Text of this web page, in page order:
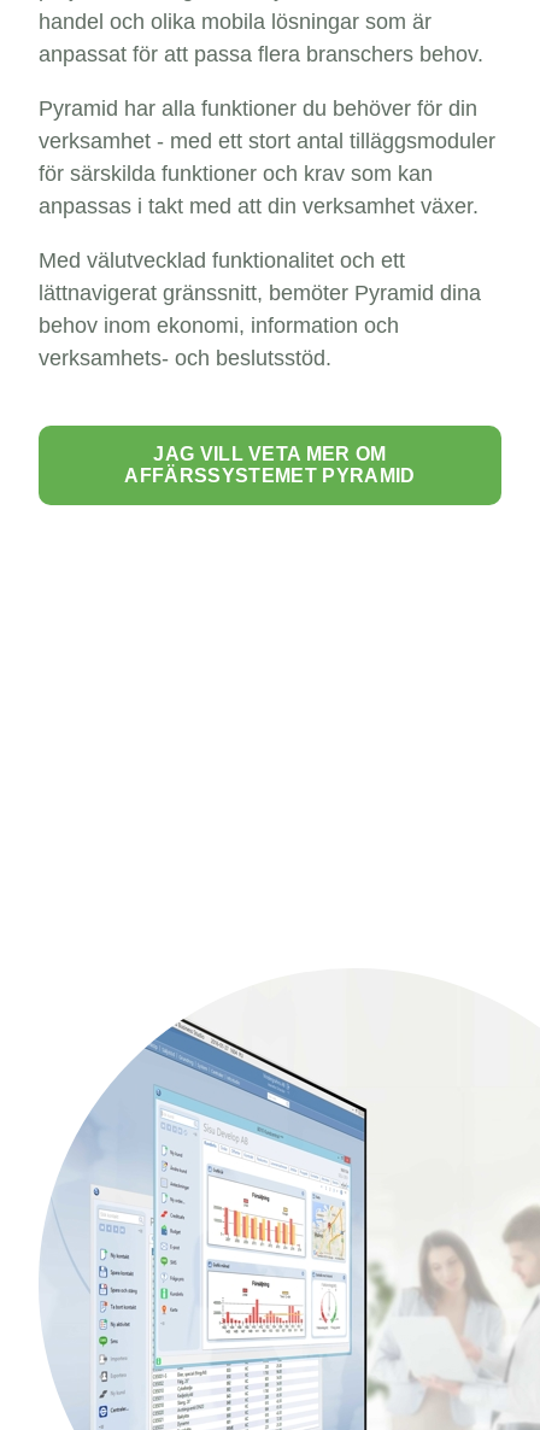
handel och olika mobila lösningar som är
anpassat för att passa flera branschers behov.
Pyramid har alla funktioner du behöver för din
verksamhet - med ett stort antal tilläggsmoduler
för särskilda funktioner och krav som kan
anpassas i takt med att din verksamhet växer.
Med välutvecklad funktionalitet och ett
lättnavigerat gränssnitt, bemöter Pyramid dina
behov inom ekonomi, information och
verksamhets- och beslutsstöd.
JAG VILL VETA MER OM
AFFÄRSSYSTEMET PYRAMID